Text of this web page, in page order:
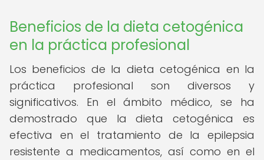
Beneficios de la dieta cetogénica
en la práctica profesional
Los beneficios de la dieta cetogénica en la
práctica profesional son diversos y
significativos. En el ámbito médico, se ha
demostrado que la dieta cetogénica es
efectiva en el tratamiento de la epilepsia
resistente a medicamentos, así como en el